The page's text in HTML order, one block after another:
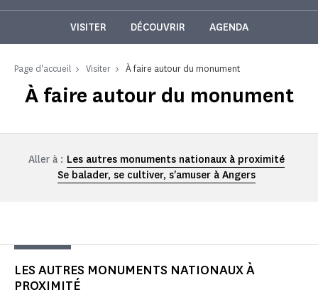
VISITER DÉCOUVRIR AGENDA
Page d'accueil Visiter À faire autour du monument
À faire autour du monument
Aller à : Les autres monuments nationaux à proximité
Se balader, se cultiver, s'amuser à Angers
LES AUTRES MONUMENTS NATIONAUX À
PROXIMITÉ